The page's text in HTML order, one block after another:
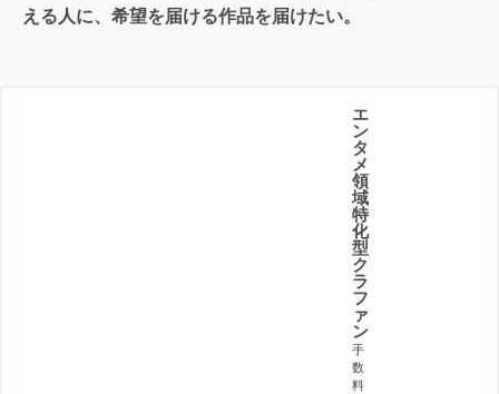
える人に、希望を届ける作品を届けたい。
エ
ン
タ
メ
領
域
特
化
型
ク
ラ
フ
ァ
ン
手
数
料